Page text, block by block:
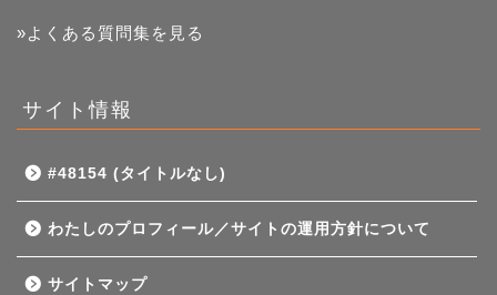
»よくある質問集を見る
サイト情報
#48154 (タイトルなし)
わたしのプロフィール／サイトの運用方針について
サイトマップ